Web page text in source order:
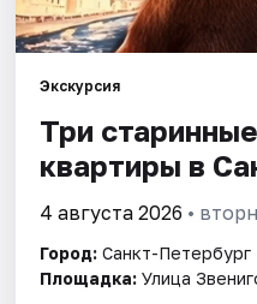
События
Города
Площадки
Рейтинги
Экскурсия
Три
квартиры в
4 августа 2026 •
Город: Санкт-Петербург
Площадка: Улица